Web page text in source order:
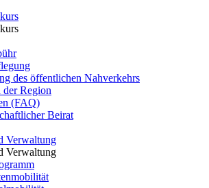
des öffentlichen Nahverkehrs
Region
(FAQ)
Beirat
Verwaltung
Verwaltung